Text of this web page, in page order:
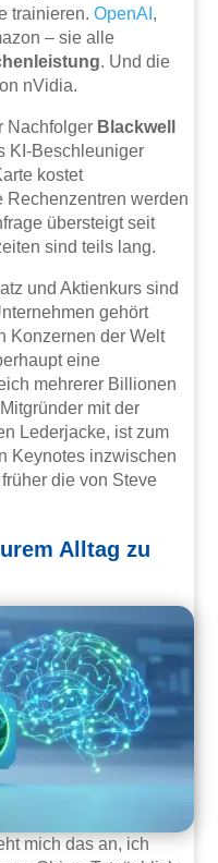
trainieren.OpenAI ,
– sie alle
. Und die
nVidia.
Nachfolger Blackwell
KI-Beschleuniger
kostet
Rechenzentren werden
übersteigt seit
sind teils lang.
und Aktienkurs sind
gehört
Konzernen der Welt
eine
mehrerer Billionen
mit der
Lederjacke, ist zum
Keynotes inzwischen
die von Steve
Alltag zu
mich das an, ich